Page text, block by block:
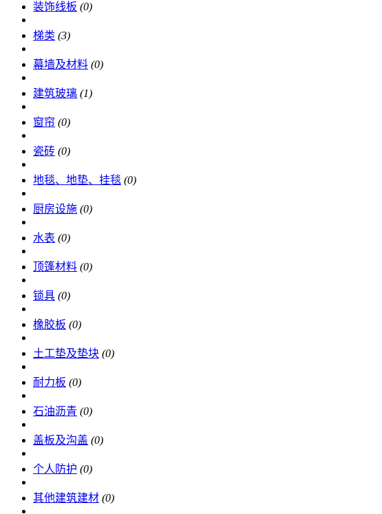
装饰线板 (0)
梯类 (3)
幕墙及材料 (0)
建筑玻璃 (1)
窗帘 (0)
瓷砖 (0)
地毯、地垫、挂毯 (0)
厨房设施 (0)
水表 (0)
顶篷材料 (0)
锁具 (0)
橡胶板 (0)
土工垫及垫块 (0)
耐力板 (0)
石油沥青 (0)
盖板及沟盖 (0)
个人防护 (0)
其他建筑建材 (0)